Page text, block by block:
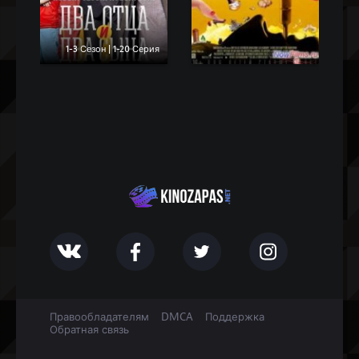
1-3 Сезон | 1-20 Серия
Правообладателям DMCA
Поддержка
Обратная связь